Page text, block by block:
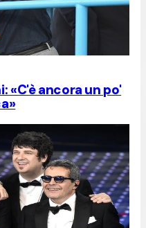
«C'è ancora un po'